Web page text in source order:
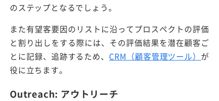
のステップとなるでしょう。
また有望客要因のリストに沿ってプロスペクトの評価
と割り出しをする際には、その評価結果を潜在顧客ご
とに記録、追跡するため、 CRM（顧客管理ツール） が
役に立ちます。
Outreach: アウトリーチ